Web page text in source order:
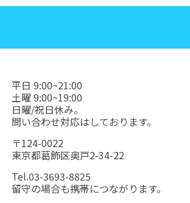
平日 9:00~21:00
土曜 9:00~19:00
日曜/祝日休み。
問い合わせ対応はしております。
〒124-0022
東京都葛飾区奥戸2-34-22
Tel.03-3693-8825
留守の場合も携帯につながります。